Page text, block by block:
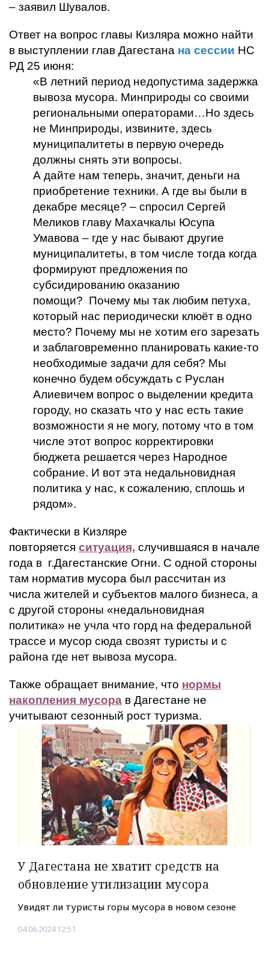
– заявил Шувалов.
Ответ на вопрос главы Кизляра можно найти
в выступлении глав Дагестана на сессии НС
РД 25 июня:
«В летний период недопустима задержка
вывоза мусора. Минприроды со своими
региональными операторами…Но здесь
не Минприроды, извините, здесь
муниципалитеты в первую очередь
должны снять эти вопросы.
А дайте нам теперь, значит, деньги на
приобретение техники. А где вы были в
декабре месяце? – спросил Сергей
Меликов главу Махачкалы Юсупа
Умавова – где у нас бывают другие
муниципалитеты, в том числе тогда когда
формируют предложения по
субсидированию оказанию
помощи? Почему мы так любим петуха,
который нас периодически клюёт в одно
место? Почему мы не хотим его зарезать
и заблаговременно планировать какие-то
необходимые задачи для себя? Мы
конечно будем обсуждать с Руслан
Алиевичем вопрос о выделении кредита
городу, но сказать что у нас есть такие
возможности я не могу, потому что в том
числе этот вопрос корректировки
бюджета решается через Народное
собрание. И вот эта недальновидная
политика у нас, к сожалению, сплошь и
рядом».
Фактически в Кизляре
повторяется ситуация, случившаяся в начале
года в г.Дагестанские Огни. С одной стороны
там норматив мусора был рассчитан из
числа жителей и субъектов малого бизнеса, а
с другой стороны «недальновидная
политика» не учла что горд на федеральной
трассе и мусор сюда свозят туристы и с
района где нет вывоза мусора.
Также обращает внимание, что нормы
накопления мусора в Дагестане не
учитывают сезонный рост туризма.
У Дагестана не хватит средств на
обновление утилизации мусора
Увидят ли туристы горы мусора в новом сезоне
04.06.2024 12:51